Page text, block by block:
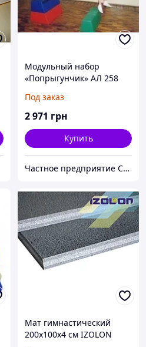
Модульный набор
«Попрыгунчик» АЛ 258
Под заказ
2 971 грн
Купить
Частное предприятие София Мед
Мат гимнастический
200х100х4 см IZOLON